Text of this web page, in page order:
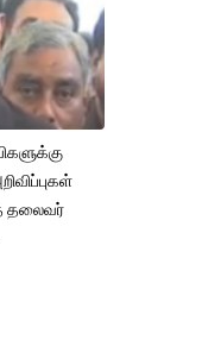
தலைவர்